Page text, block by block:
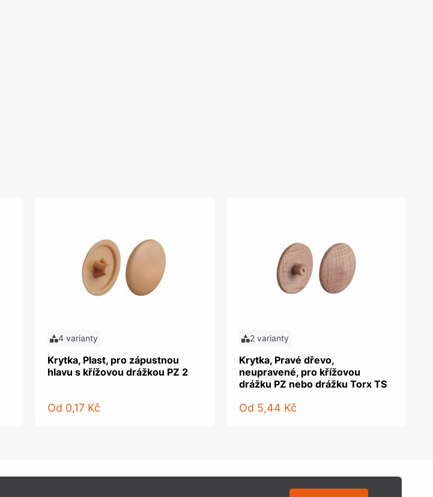
4 varianty
Krytka, Plast, pro zápustnou
hlavu s křížovou drážkou PZ 2
Od 0,17 Kč
2 varianty
Krytka, Pravé dřevo,
neupravené, pro křížovou
drážku PZ nebo drážku Torx TS
Od 5,44 Kč